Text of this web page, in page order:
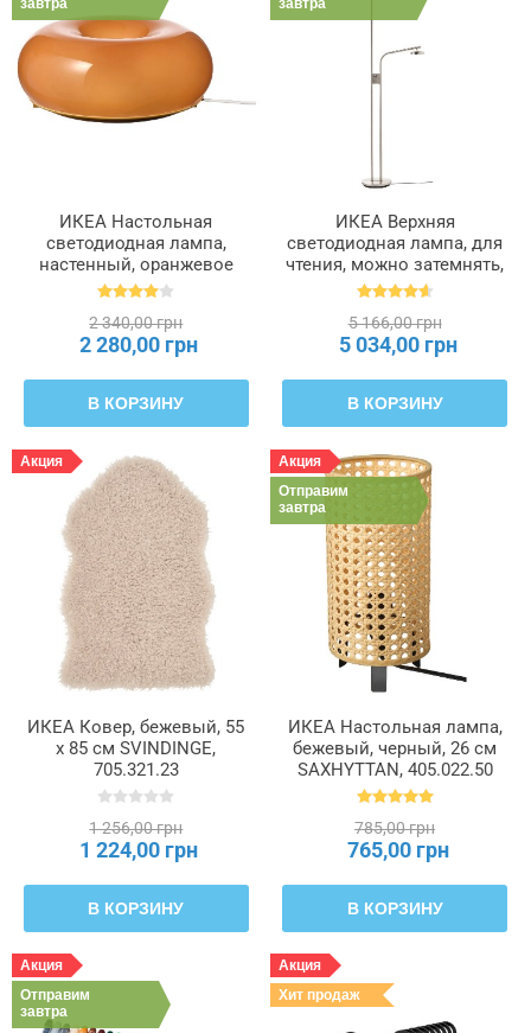
ИКЕА Настольная
светодиодная лампа,
настенный, оранжевое
стекло, круглый, 30 см
2 340,00 грн
2 280,00 грн
В КОРЗИНУ
ИКЕА Верхняя
светодиодная лампа, для
чтения, можно затемнять,
никелированный, 180 см
5 166,00 грн
5 034,00 грн
В КОРЗИНУ
Акция
ИКЕА Ковер, бежевый, 55
x 85 см SVINDINGE,
705.321.23
1 256,00 грн
1 224,00 грн
В КОРЗИНУ
Акция
Отправим
завтра
ИКЕА Настольная лампа,
бежевый, черный, 26 см
SAXHYTTAN, 405.022.50
785,00 грн
765,00 грн
В КОРЗИНУ
Акция
Отправим
завтра
Акция
Хит продаж